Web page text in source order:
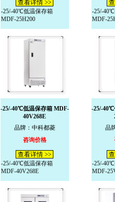
查看详情 >>
-25/-40℃低温保存箱
MDF-25H200
-25/-
MDF-
-25/-40℃低温保存箱 MDF-
40V268E
品牌：中科都菱
咨询价格
查看详情 >>
-25/-40℃低温保存箱
MDF-40V268E
-25/-
品
-25/-
MDF-